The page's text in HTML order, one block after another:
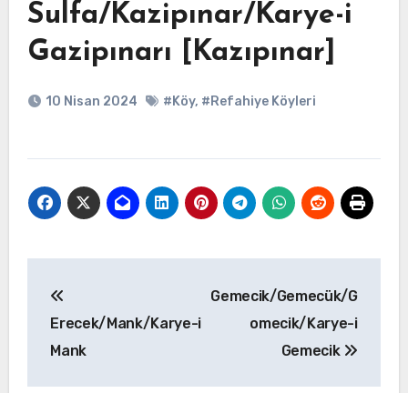
Sulfa/Kazipınar/Karye-i
Gazipınarı [Kazıpınar]
10 Nisan 2024 #Köy, #Refahiye Köyleri
gezinmesi
Erecek/Mank/Karye-i
Mank
Gemecik/Gemecük/G
omecik/Karye-i
Gemecik